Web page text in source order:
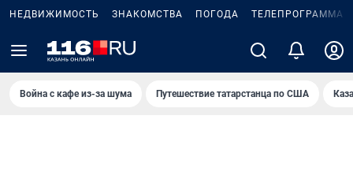
НЕДВИЖИМОСТЬ ЗНАКОМСТВА ПОГОДА ТЕЛЕПРОГРАММА
Война с кафе из-за шума Путешествие татарстанца по США